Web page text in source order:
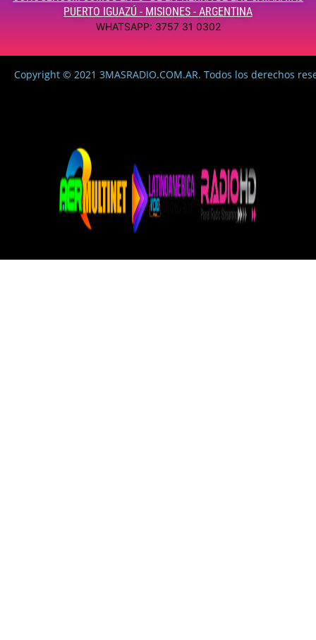
PUERTO IGUAZÚ - MISIONES - ARGENTINA
WHATSAPP: 3757 31 0302
Copyright © 2021 3MASRADIO.COM.AR. Todos los derechos